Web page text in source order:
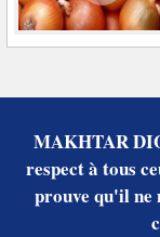
MAKHTAR
respect à tous
prouve qu'il ne